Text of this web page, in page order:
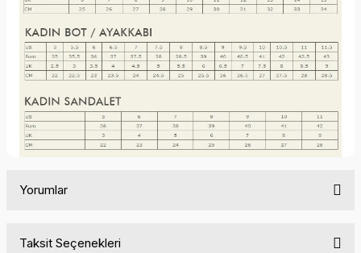
Yorumlar
Taksit Seçenekleri